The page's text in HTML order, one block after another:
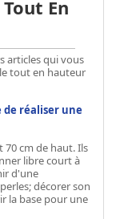
En
articles qui vous
tout en hauteur
réaliser une
70 cm de haut. Ils
libre court à
d'une
décorer son
la base pour une